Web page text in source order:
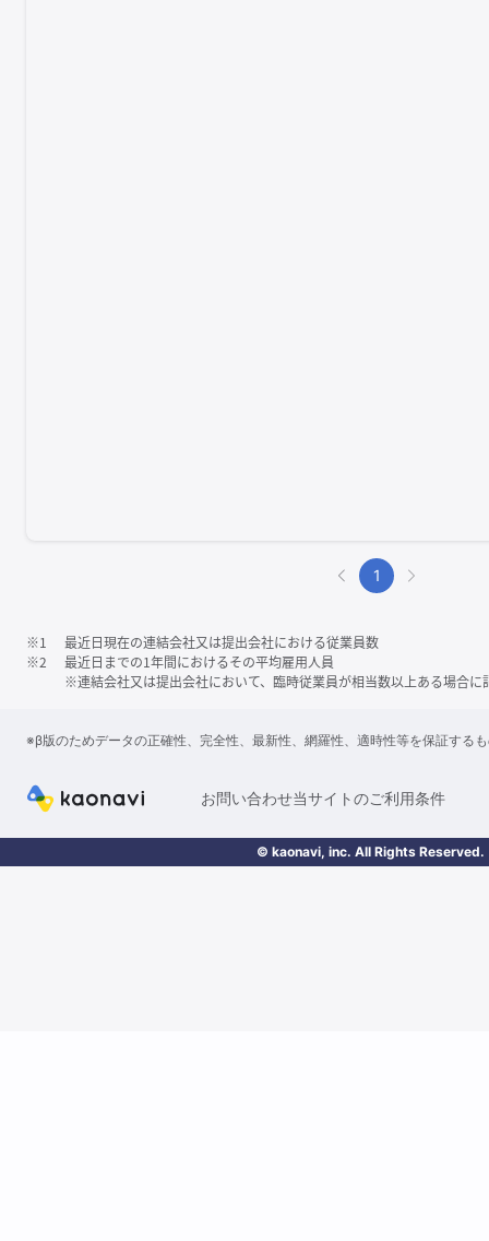
1
※1
最近日現在の連結会社又は提出会社における従業員数
※2
最近日までの1年間におけるその平均雇用人員
※連結会社又は提出会社において、臨時従業員が相当数以上ある場合に
※β版のためデータの正確性、完全性、最新性、網羅性、適時性等を保証する
お問い合わせ当サイトのご利用条件
© kaonavi, inc. All Rights Reserved.